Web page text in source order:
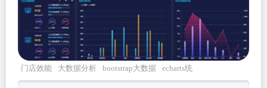
门店效能 大数据分析 bootstrap大数据
echarts统
计
可视化数据